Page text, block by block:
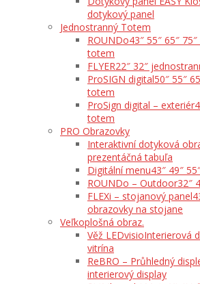
dotykový panel
Jednostranný Totem
ROUNDo43″ 55″ 65″
totem
FLYER22″ 32″
ProSIGN digital50″ 55″
totem
ProSign digital – exteriér
totem
PRO Obrazovky
Interaktivní dotyková
prezentáčná tabuľa
Digitální menu43″ 49″
ROUNDo – Outdoor32″
FLEXi – stojanový panel
obrazovky na stojane
Veľkoplošná obraz.
Věž LEDvisioInterierová
vitrína
ReBRO – Průhledný
interierový display